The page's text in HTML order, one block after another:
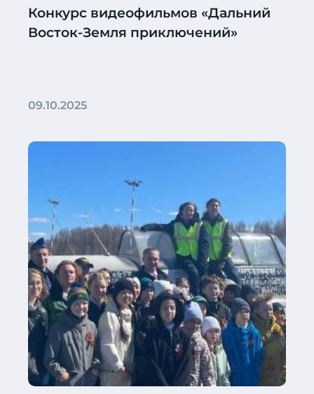
Конкурс видеофильмов «Дальний
Восток-Земля приключений»
09.10.2025